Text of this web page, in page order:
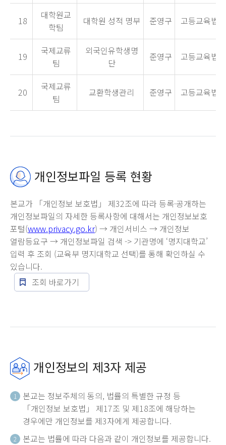
18
대학원교
학팀
대학원 성적 명부 준영구 고등교육법
19
국제교류
팀
외국인유학생명
단
준영구 고등교육법
20
국제교류
팀
교환학생관리 준영구 고등교육법
개인정보파일 등록 현황
본교가 「개인정보 보호법」 제32조에 따라 등록·공개하는
개인정보파일의 자세한 등록사항에 대해서는 개인정보보호
포털(www.privacy.go.kr) → 개인서비스 → 개인정보
열람등요구 → 개인정보파일 검색 -> 기관명에 ‘명지대학교’
입력 후 조회 (교육부 명지대학교 선택)를 통해 확인하실 수
있습니다.
조회 바로가기
개인정보의 제3자 제공
1
본교는 정보주체의 동의, 법률의 특별한 규정 등
「개인정보 보호법」 제17조 및 제18조에 해당하는
경우에만 개인정보를 제3자에게 제공합니다.
2 본교는 법률에 따라 다음과 같이 개인정보를 제공합니다.